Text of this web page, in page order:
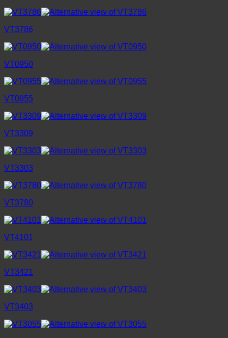
VT3786
VT0950
VT0955
VT3309
VT3303
VT3780
VT4101
VT3421
VT3403